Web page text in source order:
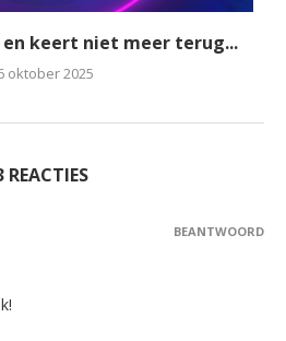
keert niet meer terug...
oktober 2025
REACTIES
BEANTWOORD